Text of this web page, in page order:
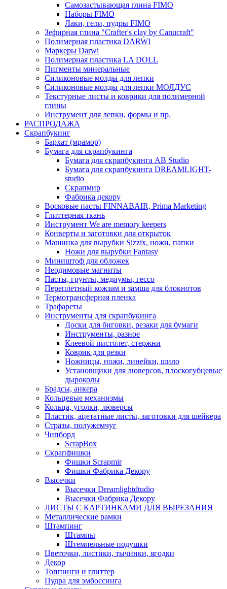
Самозастывающая глина FIMO
Наборы FIMO
Лаки, гели, пудры FIMO
Зефирная глина "Crafter's clay by Canucraft"
Полимерная пластика DARWI
Маркеры Darwi
Полимерная пластика LA DOLL
Пигменты минеральные
Силиконовые молды для лепки
Силиконовые молды для лепки МОЛДУС
Текстурные листы и коврики для полимерной
глины
Инструмент для лепки, формы и пр.
РАСПРОДАЖА
Скрапбукинг
Бархат (мрамор)
Бумага для скрапбукинга
Бумага для скрапбукинга AB Studio
Бумага для скрапбукинга DREAMLIGHT-
studio
Скрапмир
Фабрика декору
Восковые пасты FINNABAIR, Prima Marketing
Глиттерная ткань
Инструмент We are memory keepers
Конверты и заготовки для открыток
Машинка для вырубки Sizzix, ножи, папки
Ножи для вырубки Fantasy
Миништоф для обложек
Неодимовые магниты
Пасты, грунты, медиумы, гессо
Переплетный кожзам и замша для блокнотов
Термотрансферная пленка
Трафареты
Инструменты для скрапбукинга
Доски для биговки, резаки для бумаги
Инструменты, разное
Клеевой пистолет, стержни
Коврик для резки
Ножницы, ножи, линейки, шило
Установщики для люверсов, плоскогубцевые
дыроколы
Брадсы, анкера
Кольцевые механизмы
Кольца, уголки, люверсы
Пластик, ацетатные листы, заготовки для шейкера
Стразы, полужемчуг
Чипборд
ScrapBox
Скрапфишки
Фишки Scrapmir
Фишки Фабрика Декору
Высечки
Высечки Dreamlightdtudio
Высечки Фабрика Декору
ЛИСТЫ С КАРТИНКАМИ ДЛЯ ВЫРЕЗАНИЯ
Металлические рамки
Штампинг
Штампы
Штемпельные подушки
Цветочки, листики, тычинки, ягодки
Декор
Топпинги и глиттер
Пудра для эмбоссинга